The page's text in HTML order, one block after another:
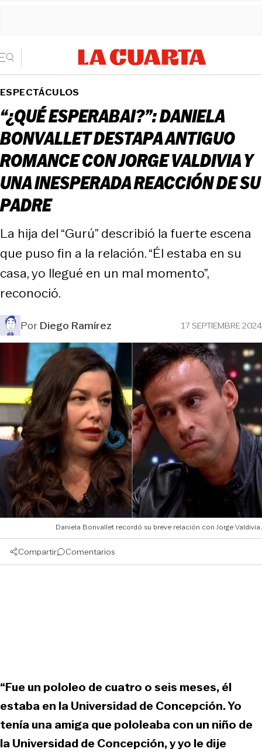
ESPECTÁCULOS
“¿QUÉ ESPERABAI?”: DANIELA
BONVALLET DESTAPA ANTIGUO
ROMANCE CON JORGE VALDIVIA Y
UNA INESPERADA REACCIÓN DE SU
PADRE
La hija del “Gurú” describió la fuerte escena
que puso fin a la relación. “Él estaba en su
casa, yo llegué en un mal momento”,
reconoció.
PorDiego Ramírez 17 SEPTIEMBRE 2024
Daniela Bonvallet recordó su breve relación con Jorge Valdivia.
Compartir Comentarios
“Fue un pololeo de cuatro o seis meses, él
estaba en la Universidad de Concepción. Yo
tenía una amiga que pololeaba con un niño de
la Universidad de Concepción, y yo le dije